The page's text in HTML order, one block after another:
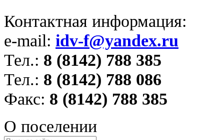
Контактная информация:
e-mail: idv-f@yandex.ru
Тел.: 8 (8142) 788 385
Тел.: 8 (8142) 788 086
Факс: 8 (8142) 788 385
О поселении